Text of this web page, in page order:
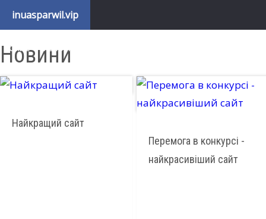
inuasparwil.vip
ОПИС
ВІДПОВІДІ НА ЗАПИТАННЯ
Новини
Найкращий сайт
Перемога в конкурсі -
найкрасивіший сайт